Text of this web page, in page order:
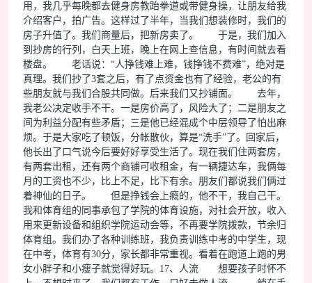
用，我几乎每晚都去健身房教跆拳道或带健身操，让朋友给我
介绍客户，拍广告。这样过了半年，当我们想装修时，我们的
房子升值了。我们商量后，把新房卖了。 于是，我们加入
到抄房的行列，白天上班，晚上在网上查信息，有时间就去看
楼盘。 老话说：“人挣钱难上难，钱挣钱不费难”，绝对是
真理。我们抄了3套之后，有了点资金也有了经验，老公的有
些朋友就与我们合股共同做。后来我们又抄铺面。 去年，
我老公决定收手不干。一是房价高了，风险大了；二是朋友之
间为利益分配有些矛盾；三是他已经混成个中层领导了怕出麻
烦。于是大家吃了顿饭，分帐散伙，算是“洗手”了。回家后，
他长出了口气说今后要好好享受生活了。现在我们住两套房，
有两套出租，还有两个商铺可收租金，有一辆捷达车，我俩每
月的工资也不少，比上不足，比下有余。朋友们都说我们俩过
着神仙的日子。 但是挣钱会上瘾的，他不干，我自己干。
我和体育组的同事承包了学院的体育设施，对社会开放，收入
用来更新设备和组织学院运动会等，不再要学院拨款，节余归
体育组。我们办了各种训练班，我负责训练中考的中学生，现
在中考，体育有30分，家长都非常重视。看着在跑道上跑的男
女小胖子和小瘦子就觉得好玩。17、人流 想要孩子时怀不